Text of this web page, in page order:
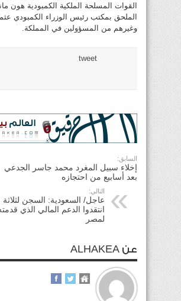
القوات المسلحة الملكية الكمبودية هون
الملحق بمكتب رئيس الوزراء الكمبودي
وغيرهم من المسؤولين في المملكة.
tweet
السابق:
إخلاء سبيل المغرد محمد جاسر الجدعي
بعد أسابيع من احتجازه
التالي:
عاجل/ السعودية: السجن
انتقدوا الدعم المالي الذي
لمصر
عن ALHAKEA